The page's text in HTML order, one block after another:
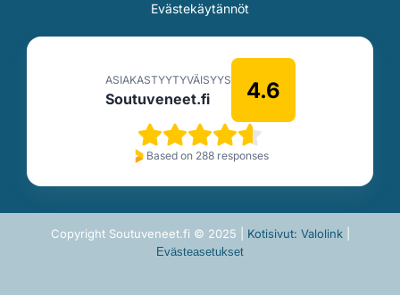
Evästekäytännöt
ASIAKASTYYTYVÄISYYS
Soutuveneet.fi 4.6
Based on 288 responses
Copyright Soutuveneet.fi © 2025 | Kotisivut: Valolink|
Evästeasetukset